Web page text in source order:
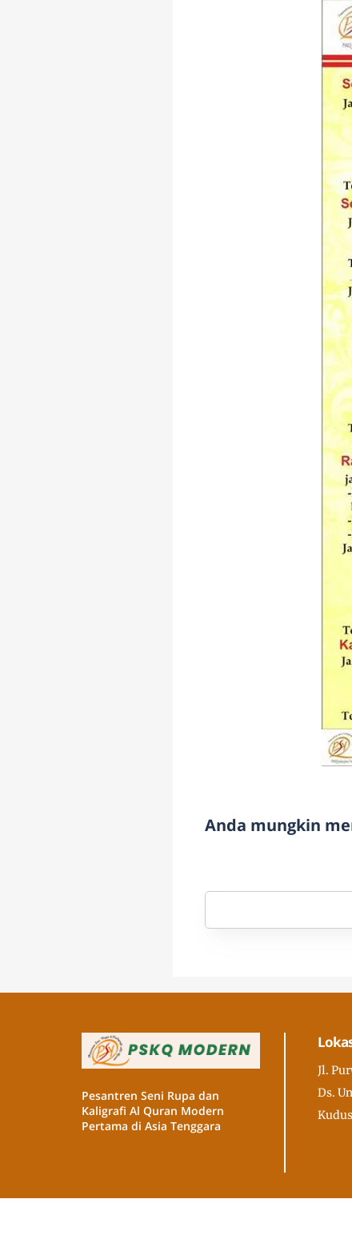
Anda mungkin
Pesantren Seni Rupa dan
Kaligrafi Al Quran Modern
Pertama di Asia Tenggara
Jl.
Ds.